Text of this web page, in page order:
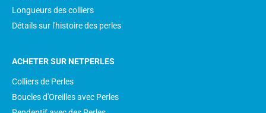
Longueurs des colliers
Détails sur l'histoire des perles
ACHETER SUR NETPERLES
Colliers de Perles
Boucles d'Oreilles avec Perles